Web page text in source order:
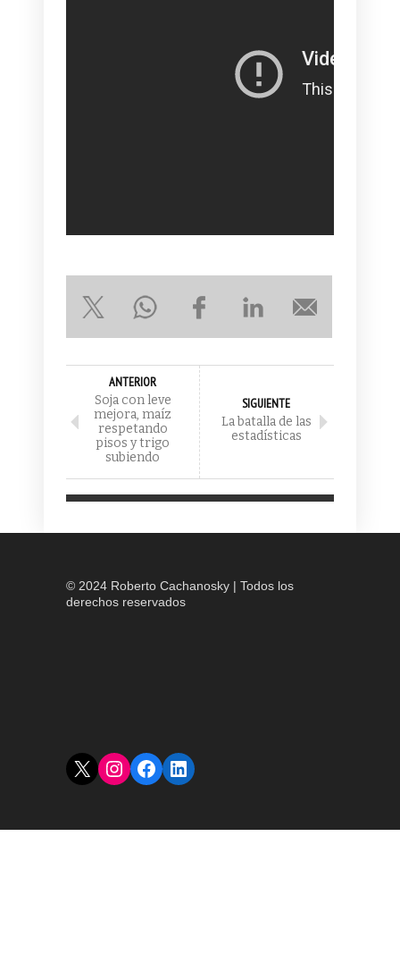
ANTERIOR
Soja con leve
mejora, maíz
respetando
pisos y trigo
subiendo
SIGUIENTE
La batalla de las
estadísticas
© 2024 Roberto Cachanosky | Todos los
derechos reservados
X Instagram
Facebook
LinkedIn